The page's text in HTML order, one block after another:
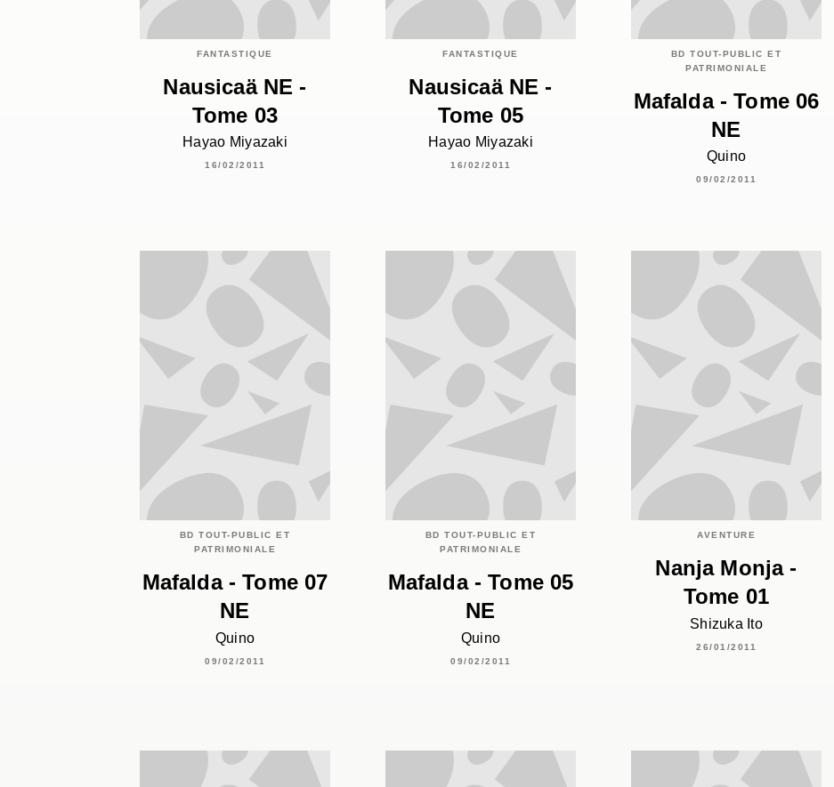
FANTASTIQUE
Nausicaä NE -
Tome 03
Hayao Miyazaki
16/02/2011
FANTASTIQUE
Nausicaä NE -
Tome 05
Hayao Miyazaki
16/02/2011
BD TOUT-PUBLIC ET
PATRIMONIALE
Mafalda - Tome 06
NE
Quino
09/02/2011
BD TOUT-PUBLIC ET
PATRIMONIALE
Mafalda - Tome 07
NE
Quino
09/02/2011
BD TOUT-PUBLIC ET
PATRIMONIALE
Mafalda - Tome 05
NE
Quino
09/02/2011
AVENTURE
Nanja Monja -
Tome 01
Shizuka Ito
26/01/2011